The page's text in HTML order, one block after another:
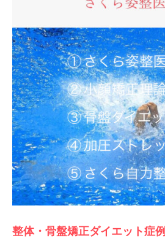
整体・骨盤矯正ダイエット症例